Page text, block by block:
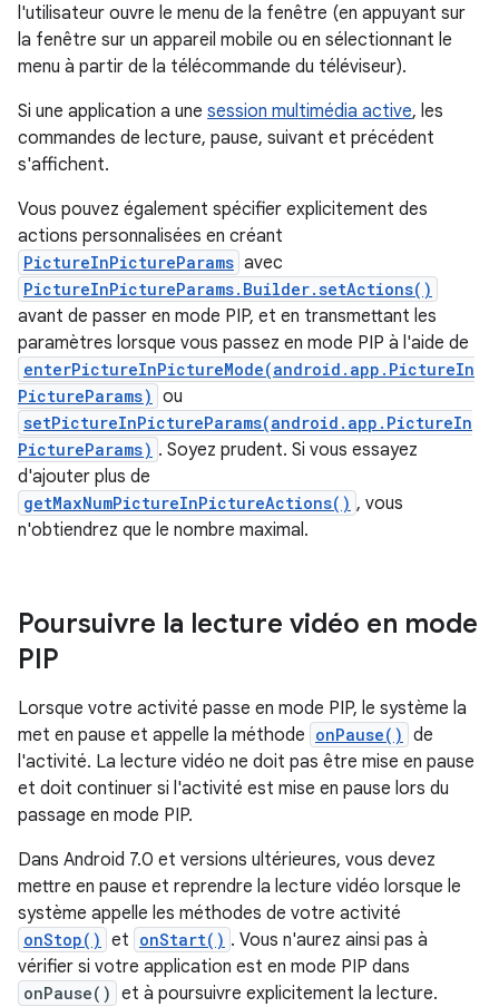
l'utilisateur ouvre le menu de la fenêtre (en appuyant sur
la fenêtre sur un appareil mobile ou en sélectionnant le
menu à partir de la télécommande du téléviseur).
Si une application a une session multimédia active, les
commandes de lecture, pause, suivant et précédent
s'affichent.
Vous pouvez également spécifier explicitement des
actions personnalisées en créant
PictureInPictureParams avec
PictureInPictureParams.Builder.setActions()
avant de passer en mode PIP, et en transmettant les
paramètres lorsque vous passez en mode PIP à l'aide de
enterPictureInPictureMode(android.app.PictureIn
PictureParams) ou
setPictureInPictureParams(android.app.PictureIn
PictureParams) . Soyez prudent. Si vous essayez
d'ajouter plus de
getMaxNumPictureInPictureActions() , vous
n'obtiendrez que le nombre maximal.
Poursuivre la lecture vidéo en mode
PIP
Lorsque votre activité passe en mode PIP, le système la
met en pause et appelle la méthode onPause() de
l'activité. La lecture vidéo ne doit pas être mise en pause
et doit continuer si l'activité est mise en pause lors du
passage en mode PIP.
Dans Android 7.0 et versions ultérieures, vous devez
mettre en pause et reprendre la lecture vidéo lorsque le
système appelle les méthodes de votre activité
onStop() et onStart() . Vous n'aurez ainsi pas à
vérifier si votre application est en mode PIP dans
onPause() et à poursuivre explicitement la lecture.